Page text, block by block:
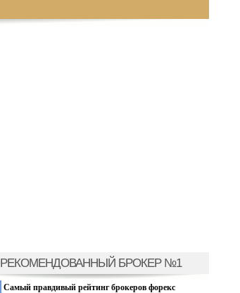
РЕКОМЕНДОВАННЫЙ БРОКЕР №1
Самый правдивый рейтинг брокеров форекс